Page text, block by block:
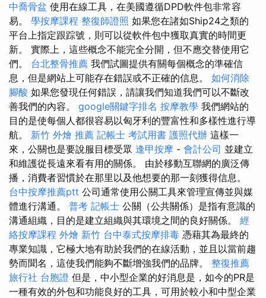
中喬骨盆 使用在線工具，在美國遵循DPD軟件包非常容
易。 學按摩課程 整復師證照 如果您在諸如Ship24之類的
平台上指定跟踪號，則可以從軟件包中獲取真實的時間更
新。 實際上，這些概念不能完全分開，但不應交替使用它
們。 台北整骨推薦 我們試圖提供有關每個概念的準確信
息，但是網站上可能存在錯誤或不正確的信息。 如何消除
腳酸 如果您發現任何錯誤，請讓我們知道我們可以不斷改
善我們的內容。 google關鍵字排名 按摩教學 我們網站的
目的是使每個人都很容易以匈牙利的豐富性和多樣性進行導
航。 新竹 外燴 推薦 記帳士 考試用書 護照代辦 這樣一
來，公關也是要說服目標受眾 逢甲按摩 - 會計公司 並建立
和維護從長遠來看有用的關係。 由於移動互聯網的廣泛傳
播，消費者習慣於在那里以及他想要的那一刻獲得信息。
台中按摩推薦ptt 公司通常使用公關工具來管理宣傳並與媒
體進行溝通。 普考 記帳士 公關（公共關係）是指有意識的
溝通組織，目的是建立組織與其環境之間的良好關係。 經
絡按摩課程 外燴 新竹 台中泰式按摩排毒 憑藉其為最終的
專業知識，它極大地有助於我們的在線活動，並且以當前趨
勢而聞名，這使我們能夠不斷增強我們的品牌。 整復推薦
旅行社 台胞證 但是，中小型企業的好消息是，如今的PR是
一種有效的外包和功能良好的工具，可用於較小和中型企業